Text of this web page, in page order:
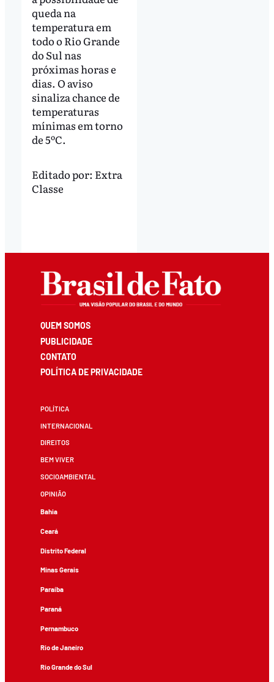
queda na
temperatura em
todo o Rio Grande
do Sul nas
próximas horas e
dias. O aviso
sinaliza chance de
temperaturas
mínimas em torno
de 5ºC.
Editado por: Extra
Classe
QUEM SOMOS
PUBLICIDADE
CONTATO
POLÍTICA DE PRIVACIDADE
POLÍTICA
INTERNACIONAL
DIREITOS
BEM VIVER
SOCIOAMBIENTAL
OPINIÃO
Bahia
Ceará
Distrito Federal
Minas Gerais
Paraíba
Paraná
Pernambuco
Rio de Janeiro
Rio Grande do Sul